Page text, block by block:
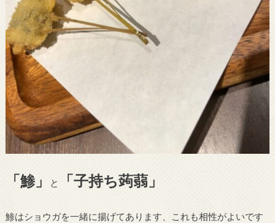
「鯵」 と 「子持ち蒟蒻」
鯵はショウガを一緒に揚げてあります、これも相性がよいです